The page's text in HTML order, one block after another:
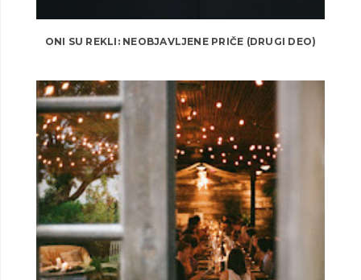
ONI SU REKLI: NEOBJAVLJENE PRIČE (DRUGI DEO)